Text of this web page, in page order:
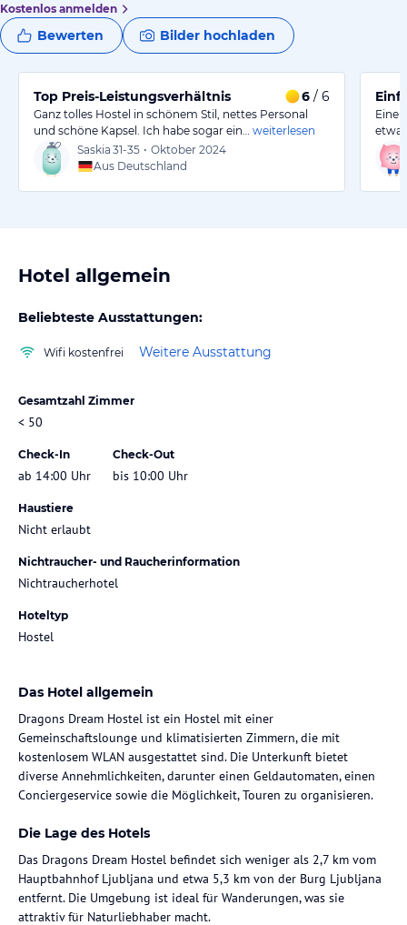
Kostenlos anmelden
Bewerten Bilder hochladen
Top Preis-Leistungsverhältnis 6 / 6
Ganz tolles Hostel in schönem Stil, nettes Personal
und schöne Kapsel. Ich habe sogar ein…
weiterlesen
Saskia 31-35 • Oktober 2024
Aus Deutschland
Eine
Hotel allgemein
Beliebteste Ausstattungen:
Wifi kostenfrei Weitere Ausstattung
Gesamtzahl Zimmer
< 50
Check-In
ab 14:00 Uhr
Check-Out
bis 10:00 Uhr
Haustiere
Nicht erlaubt
Nichtraucher- und Raucherinformation
Nichtraucherhotel
Hoteltyp
Hostel
Das Hotel allgemein
Dragons Dream Hostel ist ein Hostel mit einer
Gemeinschaftslounge und klimatisierten Zimmern, die mit
kostenlosem WLAN ausgestattet sind. Die Unterkunft bietet
diverse Annehmlichkeiten, darunter einen Geldautomaten, einen
Conciergeservice sowie die Möglichkeit, Touren zu organisieren.
Die Lage des Hotels
Das Dragons Dream Hostel befindet sich weniger als 2,7 km vom
Hauptbahnhof Ljubljana und etwa 5,3 km von der Burg Ljubljana
entfernt. Die Umgebung ist ideal für Wanderungen, was sie
attraktiv für Naturliebhaber macht.